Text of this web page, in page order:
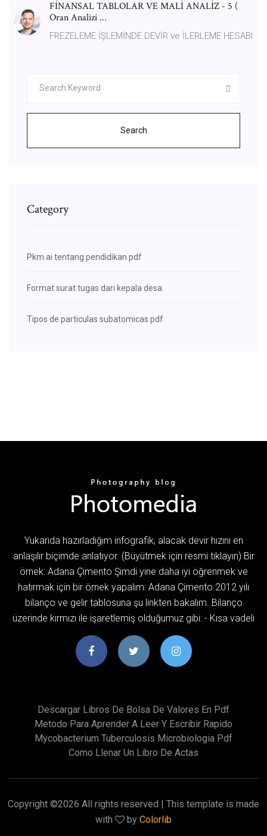
FİNANSAL TABLOLAR VE MALİ ANALİZ - 5 (
Oran Analizi ...
FREZELEME İŞLEMİNDE DEVİR ve İLERLEME HESABI
Search
Category
Pkm ai tentang pendidikan pdf
Format surat tugas dari kepala desa
Tipos de particulas subatomicas pdf
Yukarıda hazırladığım infografik, alacak devir hızını en
anlaşılır biçimde anlatıyor. (Büyütmek için resmi tıklayın) Bir
örnek: Adana Çimento Şimdi yine daha iyi öğrenmek ve
hatırmak için bir örnek yapalım: Adana Çimento 2012 yılı
bilanço ve gelir tablosuna şu linkten bakalım. Bilanço
üzerinde kırmızı ile işaretlemiş olduğumuz gibi: - Kısa vadeli
Descargar Libros De Bolsa De Valores En Pdf
Metodo Para Aprender A Leer Y Escribir Rapido
Mycobacterium Tuberculosis Microbiologia Pdf
Como Llenar Un Libro De Actas
Copyright ©2026 All rights reserved | This template is made
with
by Colorlib